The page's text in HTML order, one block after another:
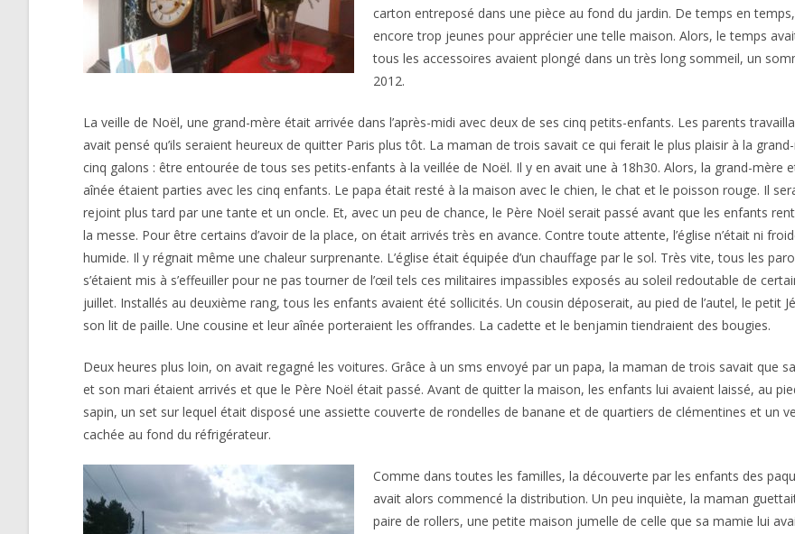
carton entreposé dans une pièce au fond du jardin. De temps en
encore trop jeunes pour apprécier une telle maison. Alors, le temps
tous les accessoires avaient plongé dans un très long sommeil, un
2012.
La veille de Noël, une grand-mère était arrivée dans l’après-midi avec deux de ses cinq petits-enfants. Les parents
avait pensé qu’ils seraient heureux de quitter Paris plus tôt. La maman de trois savait ce qui ferait le plus plaisir à la
cinq galons : être entourée de tous ses petits-enfants à la veillée de Noël. Il y en avait une à 18h30. Alors, la grand-mère
aînée étaient parties avec les cinq enfants. Le papa était resté à la maison avec le chien, le chat et le poisson rouge. Il
rejoint plus tard par une tante et un oncle. Et, avec un peu de chance, le Père Noël serait passé avant que les enfants
la messe. Pour être certains d’avoir de la place, on était arrivés très en avance. Contre toute attente, l’église n’était ni
humide. Il y régnait même une chaleur surprenante. L’église était équipée d’un chauffage par le sol. Très vite, tous les
s’étaient mis à s’effeuiller pour ne pas tourner de l’œil tels ces militaires impassibles exposés au soleil redoutable de
juillet. Installés au deuxième rang, tous les enfants avaient été sollicités. Un cousin déposerait, au pied de l’autel, le petit
son lit de paille. Une cousine et leur aînée porteraient les offrandes. La cadette et le benjamin tiendraient des bougies.
Deux heures plus loin, on avait regagné les voitures. Grâce à un sms envoyé par un papa, la maman de trois savait que
et son mari étaient arrivés et que le Père Noël était passé. Avant de quitter la maison, les enfants lui avaient laissé, au
sapin, un set sur lequel était disposé une assiette couverte de rondelles de banane et de quartiers de clémentines et un
cachée au fond du réfrigérateur.
Comme dans toutes les familles, la découverte par les enfants des
avait alors commencé la distribution. Un peu inquiète, la maman
paire de rollers, une petite maison jumelle de celle que sa mamie lui